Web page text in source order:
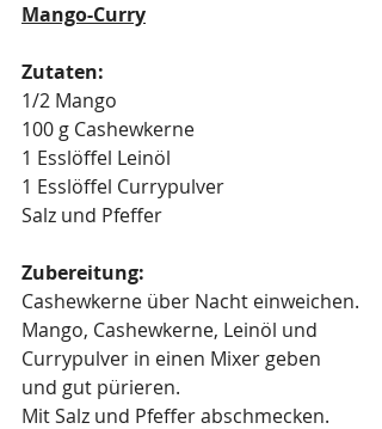
Mango-Curry
Zutaten:
1/2 Mango
100 g Cashewkerne
1 Esslöffel Leinöl
1 Esslöffel Currypulver
Salz und Pfeffer
Zubereitung:
Cashewkerne über Nacht einweichen.
Mango, Cashewkerne, Leinöl und
Currypulver in einen Mixer geben
und gut pürieren.
Mit Salz und Pfeffer abschmecken.